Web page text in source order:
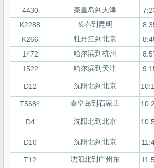
4430
秦皇岛到天津
K2288
长春到昆明
K266
牡丹江到北京
1472
哈尔滨到杭州
1522
哈尔滨到天津
D12 沈阳北到北京
T5684 秦皇岛到石家庄
D4 沈阳北到北京
D10 沈阳北到北京
T12 沈阳北到广州东